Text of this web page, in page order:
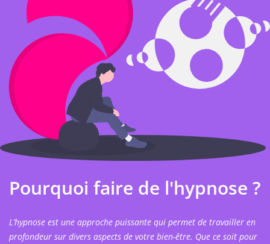
Pourquoi faire de l'hypnose ?
L’hypnose est une approche puissante qui permet de travailler en
profondeur sur divers aspects de votre bien-être. Que ce soit pour